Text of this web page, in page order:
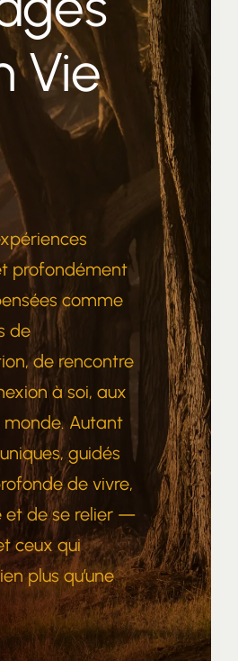
Vie
profondément
comme
de
de rencontre
à soi, aux
Autant
guidés
de vivre,
et de se relier —
ceux qui
plus qu’une